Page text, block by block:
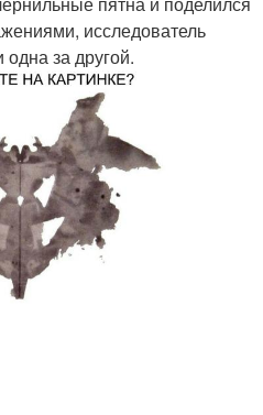
исследователь
одна за другой.